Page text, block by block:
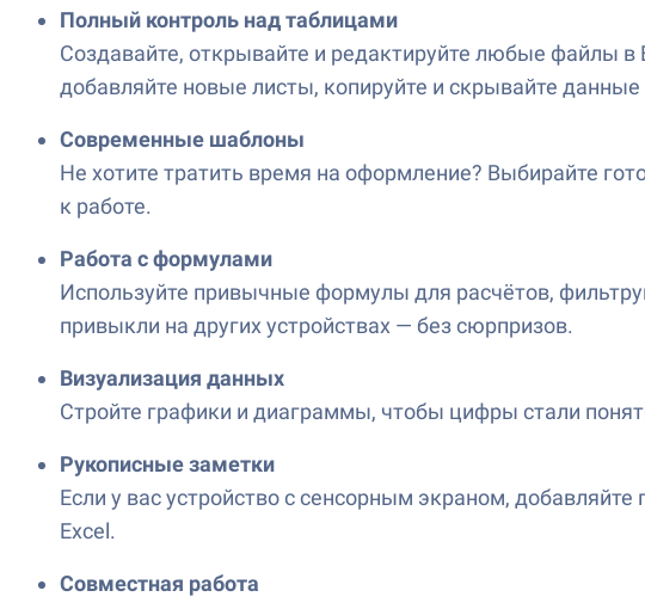
Полный контроль над таблицами
Создавайте, открывайте и редактируйте любые файлы
добавляйте новые листы, копируйте и скрывайте данные
Современные шаблоны
Не хотите тратить время на оформление? Выбирайте
к работе.
Работа с формулами
Используйте привычные формулы для расчётов,
привыкли на других устройствах — без сюрпризов.
Визуализация данных
Стройте графики и диаграммы, чтобы цифры стали
Рукописные заметки
Если у вас устройство с сенсорным экраном,
Excel.
Совместная работа